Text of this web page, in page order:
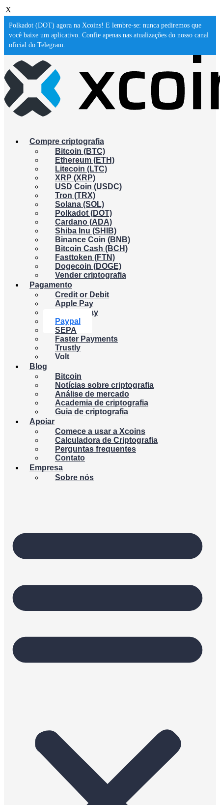
X
Polkadot (DOT) agora na Xcoins! E lembre-se: nunca pediremos que
você baixe um aplicativo. Confie apenas nas atualizações do nosso canal
oficial do Telegram.
Compre criptografia
Bitcoin (BTC)
Ethereum (ETH)
Litecoin (LTC)
XRP (XRP)
USD Coin (USDC)
Tron (TRX)
Solana (SOL)
Polkadot (DOT)
Cardano (ADA)
Shiba Inu (SHIB)
Binance Coin (BNB)
Bitcoin Cash (BCH)
Fasttoken (FTN)
Dogecoin (DOGE)
Vender criptografia
Pagamento
Credit or Debit
Apple Pay
Google Pay
Paypal
SEPA
Faster Payments
Trustly
Volt
Blog
Bitcoin
Notícias sobre criptografia
Análise de mercado
Academia de criptografia
Guia de criptografia
Apoiar
Comece a usar a Xcoins
Calculadora de Criptografia
Perguntas frequentes
Contato
Empresa
Sobre nós